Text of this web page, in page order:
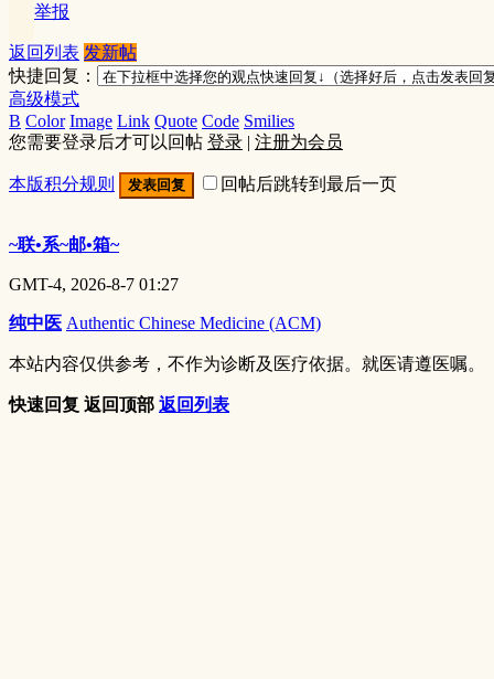
举报
返回列表 发新帖
快捷回复：
高级模式
B Color Image Link Quote Code Smilies
您需要登录后才可以回帖 登录 | 注册为会员
本版积分规则 发表回复 回帖后跳转到最后一页
~联•系~邮•箱~
GMT-4, 2026-8-7 01:27
纯中医 Authentic Chinese Medicine (ACM)
本站内容仅供参考，不作为诊断及医疗依据。就医请遵医嘱。
快速回复 返回顶部 返回列表